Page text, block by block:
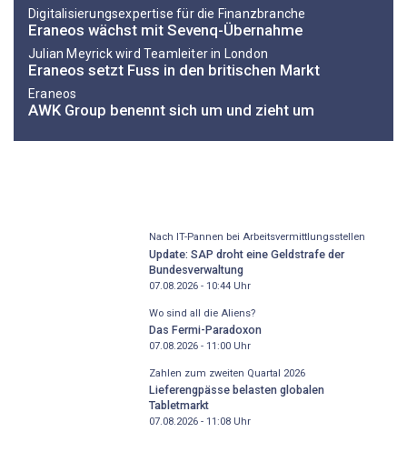
Digitalisierungsexpertise für die Finanzbranche
Eraneos wächst mit Sevenq-Übernahme
Julian Meyrick wird Teamleiter in London
Eraneos setzt Fuss in den britischen Markt
Eraneos
AWK Group benennt sich um und zieht um
Nach IT-Pannen bei Arbeitsvermittlungsstellen
Update: SAP droht eine Geldstrafe der
Bundesverwaltung
07.08.2026 - 10:44Uhr
Wo sind all die Aliens?
Das Fermi-Paradoxon
07.08.2026 - 11:00Uhr
Zahlen zum zweiten Quartal 2026
Lieferengpässe belasten globalen
Tabletmarkt
07.08.2026 - 11:08Uhr